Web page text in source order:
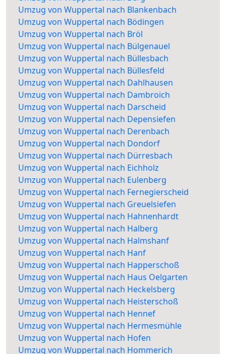
Umzug von Wuppertal nach Blankenbach
Umzug von Wuppertal nach Bödingen
Umzug von Wuppertal nach Bröl
Umzug von Wuppertal nach Bülgenauel
Umzug von Wuppertal nach Büllesbach
Umzug von Wuppertal nach Büllesfeld
Umzug von Wuppertal nach Dahlhausen
Umzug von Wuppertal nach Dambroich
Umzug von Wuppertal nach Darscheid
Umzug von Wuppertal nach Depensiefen
Umzug von Wuppertal nach Derenbach
Umzug von Wuppertal nach Dondorf
Umzug von Wuppertal nach Dürresbach
Umzug von Wuppertal nach Eichholz
Umzug von Wuppertal nach Eulenberg
Umzug von Wuppertal nach Fernegierscheid
Umzug von Wuppertal nach Greuelsiefen
Umzug von Wuppertal nach Hahnenhardt
Umzug von Wuppertal nach Halberg
Umzug von Wuppertal nach Halmshanf
Umzug von Wuppertal nach Hanf
Umzug von Wuppertal nach Happerschoß
Umzug von Wuppertal nach Haus Oelgarten
Umzug von Wuppertal nach Heckelsberg
Umzug von Wuppertal nach Heisterschoß
Umzug von Wuppertal nach Hennef
Umzug von Wuppertal nach Hermesmühle
Umzug von Wuppertal nach Hofen
Umzug von Wuppertal nach Hommerich